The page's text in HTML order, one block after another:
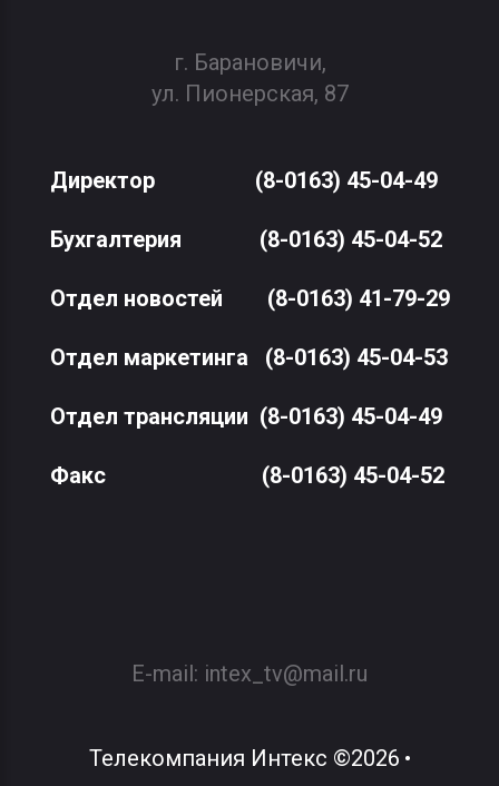
г. Барановичи,
ул. Пионерская, 87
Директор (8-0163) 45-04-49
Бухгалтерия (8-0163) 45-04-52
Отдел новостей (8-0163) 41-79-29
Отдел маркетинга (8-0163) 45-04-53
Отдел трансляции (8-0163) 45-04-49
Факс(8-0163) 45-04-52
E-mail: intex_tv@mail.ru
Телекомпания Интекс ©2026